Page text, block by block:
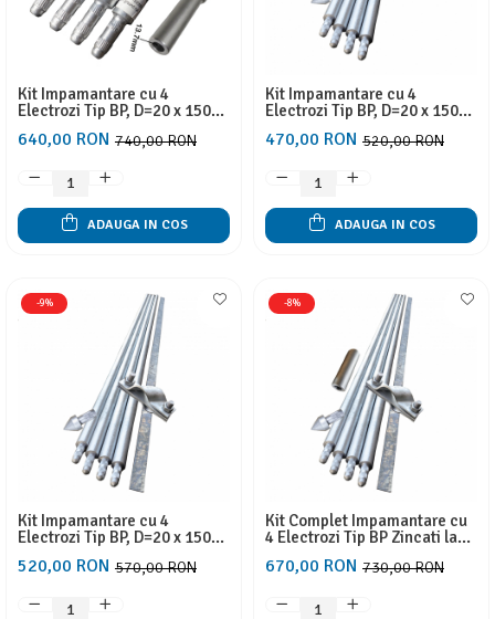
Kit Impamantare cu 4
Electrozi Tip BP, D=20 x 1500
Ghidaj, 1 Clema Conexiune Si
Sapaturi pentru Case, Garduri
Electrice, Panouri solare
740,00 RON
640,00 RON
ADAUGA IN COS
Kit Impamantare cu 4
Electrozi Tip BP, D=20 x 1500
Ghidaj si 1 Clema Conexiune,
Garduri Electrice, Panouri
520,00 RON
470,00 RON
ADAUGA IN COS
-9%
Kit Impamantare cu 4
Electrozi Tip BP, D=20 x 1500
Ghidaj, 1 Clema Conexiune Si
pentru Case, Garduri
570,00 RON
520,00 RON
-8%
Kit Complet Impamantare cu
4 Electrozi Tip BP Zincati la
Conexiune, 1.5 M Platband Si
Sapaturi pentru Case, Garduri
730,00 RON
670,00 RON